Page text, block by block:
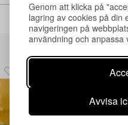
Genom att klicka på
lagring av cookies på din
navigeringen på
användning och anpassa
Avvisa
Andra har